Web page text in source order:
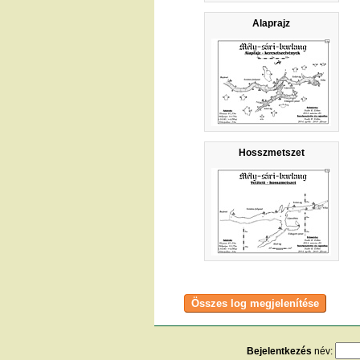
Alaprajz
Hosszmetszet
Bejelentkezés név: